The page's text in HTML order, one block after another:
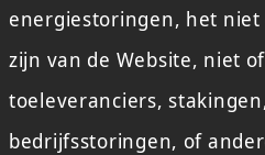
energiestoringen, het
zijn van de Website, niet
toeleveranciers,
bedrijfsstoringen, of